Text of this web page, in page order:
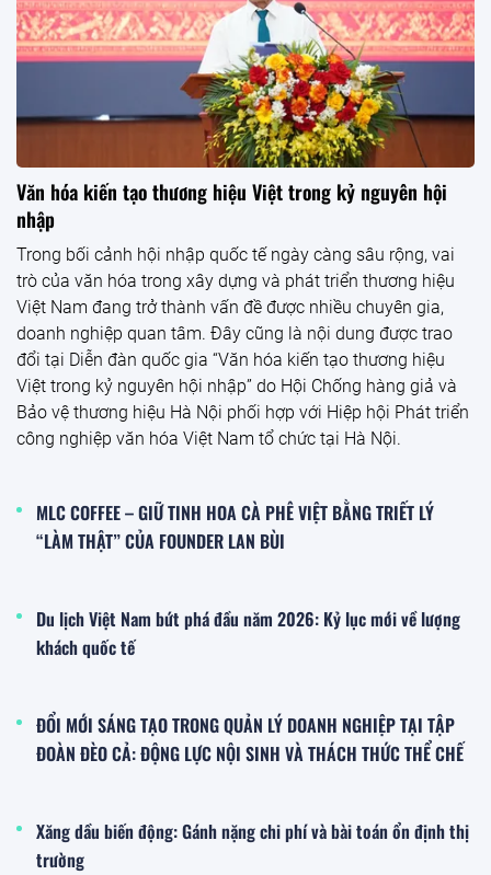
Văn hóa kiến tạo thương hiệu Việt trong kỷ nguyên hội
nhập
Trong bối cảnh hội nhập quốc tế ngày càng sâu rộng, vai
trò của văn hóa trong xây dựng và phát triển thương hiệu
Việt Nam đang trở thành vấn đề được nhiều chuyên gia,
doanh nghiệp quan tâm. Đây cũng là nội dung được trao
đổi tại Diễn đàn quốc gia “Văn hóa kiến tạo thương hiệu
Việt trong kỷ nguyên hội nhập” do Hội Chống hàng giả và
Bảo vệ thương hiệu Hà Nội phối hợp với Hiệp hội Phát triển
công nghiệp văn hóa Việt Nam tổ chức tại Hà Nội.
MLC COFFEE – GIỮ TINH HOA CÀ PHÊ VIỆT BẰNG TRIẾT LÝ
“LÀM THẬT” CỦA FOUNDER LAN BÙI
Du lịch Việt Nam bứt phá đầu năm 2026: Kỷ lục mới về lượng
khách quốc tế
ĐỔI MỚI SÁNG TẠO TRONG QUẢN LÝ DOANH NGHIỆP TẠI TẬP
ĐOÀN ĐÈO CẢ: ĐỘNG LỰC NỘI SINH VÀ THÁCH THỨC THỂ CHẾ
Xăng dầu biến động: Gánh nặng chi phí và bài toán ổn định thị
trường